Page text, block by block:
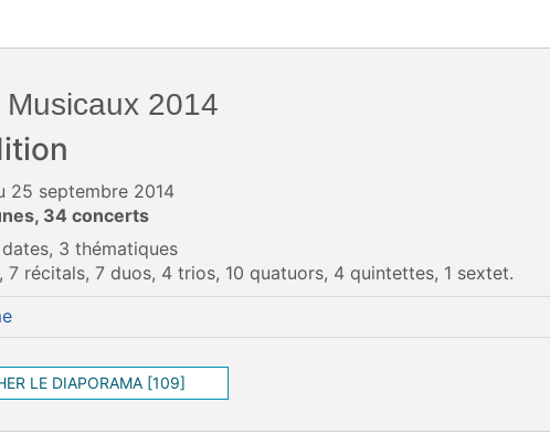
2014
25 septembre 2014
34 concerts
3 thématiques
7 récitals, 7 duos, 4 trios, 10 quatuors, 4 quintettes, 1 sextet.
LE DIAPORAMA [109]